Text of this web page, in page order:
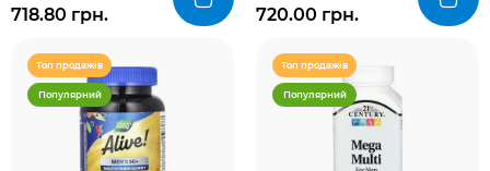
718.80 грн. 720.00 грн.
Топ продажів
Популярний
Топ продажів
Популярний